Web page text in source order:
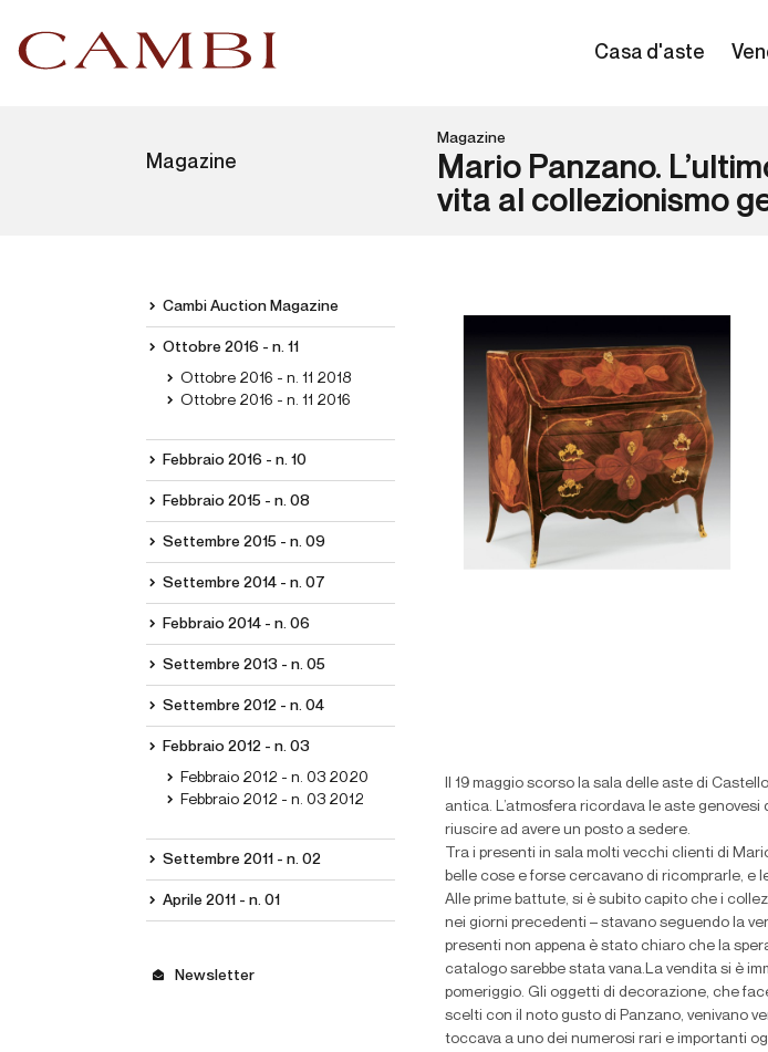
Casa d'aste
Magazine
Magazine
Mario Panzano.
vita al collezionismo
Cambi Auction Magazine
Ottobre 2016 - n. 11
Ottobre 2016 - n. 11 2018
Ottobre 2016 - n. 11 2016
Febbraio 2016 - n. 10
Febbraio 2015 - n. 08
Settembre 2015 - n. 09
Settembre 2014 - n. 07
Febbraio 2014 - n. 06
Settembre 2013 - n. 05
Settembre 2012 - n. 04
Febbraio 2012 - n. 03
Febbraio 2012 - n. 03 2020
Febbraio 2012 - n. 03 2012
Settembre 2011 - n. 02
Aprile 2011 - n. 01
Newsletter
Il 19 maggio scorso la sala delle aste di
antica. L’atmosfera ricordava le aste
riuscire ad avere un posto a sedere.
Tra i presenti in sala molti vecchi clienti di
belle cose e forse cercavano di ricomprarle, e
Alle prime battute, si è subito capito che i
nei giorni precedenti – stavano seguendo la
presenti non appena è stato chiaro che la
catalogo sarebbe stata vana.La vendita si è
pomeriggio. Gli oggetti di decorazione, che
scelti con il noto gusto di Panzano, venivano
toccava a uno dei numerosi rari e importanti